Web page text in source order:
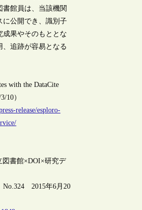
書館員は、当該機関
に公開でき、識別子
成果やそのもととな
、追跡が容易となる
with the DataCite
10）
release/esploro-
図書館×DOI×研究デ
2015年6月20